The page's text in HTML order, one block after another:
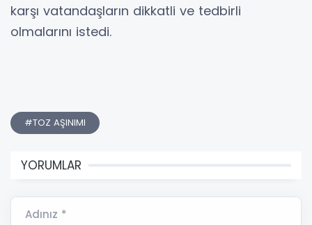
karşı vatandaşların dikkatli ve tedbirli
olmalarını istedi.
#TOZ AŞINIMI
YORUMLAR
Adınız *